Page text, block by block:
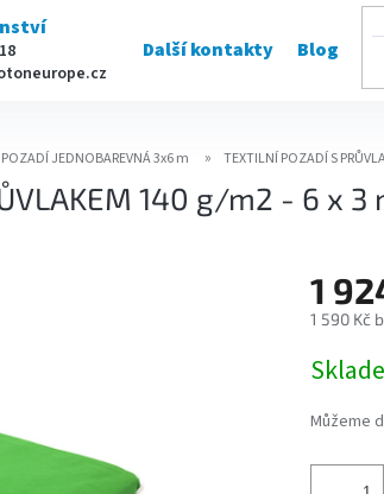
Další kontakty Blog
JEDNOBAREVNÁ 3x6 m TEXTILNÍ POZADÍ S
140 g/m2 - 6 x 3
1
1 590 Kč
cena:
Můžeme